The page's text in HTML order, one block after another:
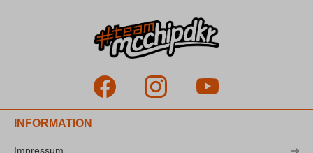
INFORMATION
Impressum